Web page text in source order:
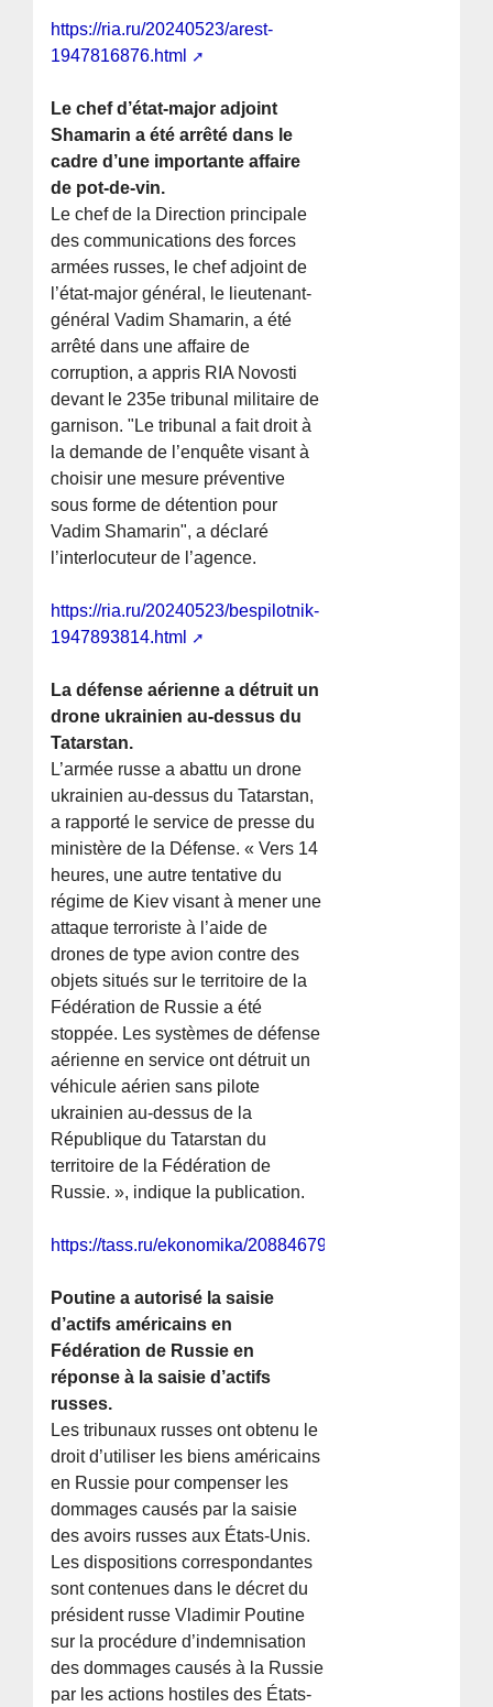
https://ria.ru/20240523/arest-
1947816876.html
Le chef d’état-major adjoint
Shamarin a été arrêté dans le
cadre d’une importante affaire
de pot-de-vin.
Le chef de la Direction principale
des communications des forces
armées russes, le chef adjoint de
l’état-major général, le lieutenant-
général Vadim Shamarin, a été
arrêté dans une affaire de
corruption, a appris RIA Novosti
devant le 235e tribunal militaire de
garnison. "Le tribunal a fait droit à
la demande de l’enquête visant à
choisir une mesure préventive
sous forme de détention pour
Vadim Shamarin", a déclaré
l’interlocuteur de l’agence.
https://ria.ru/20240523/bespilotnik-
1947893814.html
La défense aérienne a détruit un
drone ukrainien au-dessus du
Tatarstan.
L’armée russe a abattu un drone
ukrainien au-dessus du Tatarstan,
a rapporté le service de presse du
ministère de la Défense. « Vers 14
heures, une autre tentative du
régime de Kiev visant à mener une
attaque terroriste à l’aide de
drones de type avion contre des
objets situés sur le territoire de la
Fédération de Russie a été
stoppée. Les systèmes de défense
aérienne en service ont détruit un
véhicule aérien sans pilote
ukrainien au-dessus de la
République du Tatarstan du
territoire de la Fédération de
Russie. », indique la publication.
https://tass.ru/ekonomika/20884679
Poutine a autorisé la saisie
d’actifs américains en
Fédération de Russie en
réponse à la saisie d’actifs
russes.
Les tribunaux russes ont obtenu le
droit d’utiliser les biens américains
en Russie pour compenser les
dommages causés par la saisie
des avoirs russes aux États-Unis.
Les dispositions correspondantes
sont contenues dans le décret du
président russe Vladimir Poutine
sur la procédure d’indemnisation
des dommages causés à la Russie
par les actions hostiles des États-